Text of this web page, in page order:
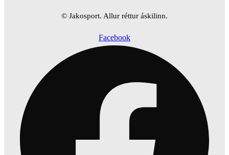
© Jakosport. Allur réttur áskilinn.
Facebook